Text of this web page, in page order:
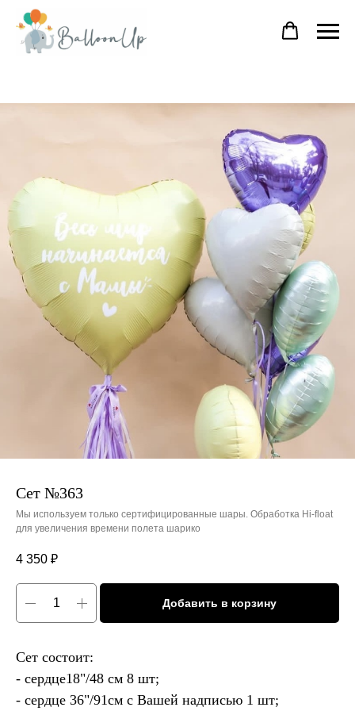
Сет №363
Мы используем только сертифицированные шары. Обработка Hi-float
для увеличения времени полета шарико
4 350 ₽
Добавить в корзину
Сет состоит:
- сердце18"/48 см 8 шт;
- сердце 36"/91см с Вашей надписью 1 шт;